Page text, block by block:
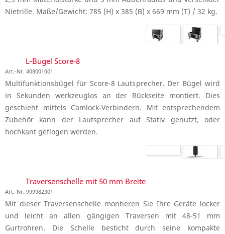
Nietrille. Maße/Gewicht: 785 (H) x 385 (B) x 669 mm (T) / 32 kg.
L-Bügel Score-8
Art.-Nr. 408001001
Multifunktionsbügel für Score-8 Lautsprecher. Der Bügel wird
in Sekunden werkzeuglos an der Rückseite montiert. Dies
geschieht mittels Camlock-Verbindern. Mit entsprechendem
Zubehör kann der Lautsprecher auf Stativ genutzt, oder
hochkant geflogen werden.
Traversenschelle mit 50 mm Breite
Art.-Nr. 999982301
Mit dieser Traversenschelle montieren Sie Ihre Geräte locker
und leicht an allen gängigen Traversen mit 48-51 mm
Gurtrohren. Die Schelle besticht durch seine kompakte